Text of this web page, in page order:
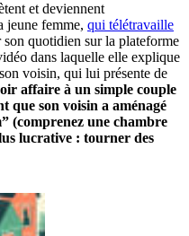
et deviennent
jeune femme, qui télétravaille
son quotidien sur la plateforme
dans laquelle elle explique
voisin, qui lui présente de
affaire à un simple couple
que son voisin a aménagé
(comprenez une chambre
lucrative : tourner des